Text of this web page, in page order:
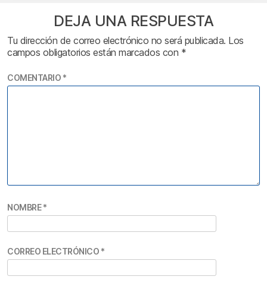
DEJA UNA RESPUESTA
Tu dirección de correo electrónico no será publicada. Los
campos obligatorios están marcados con *
COMENTARIO *
NOMBRE*
CORREO ELECTRÓNICO *